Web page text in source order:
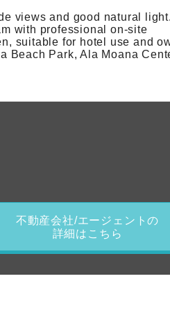
views and good natural light.
with professional on-site
suitable for hotel use and
Beach Park, Ala Moana
不動産会社/エージェントの
詳細はこちら